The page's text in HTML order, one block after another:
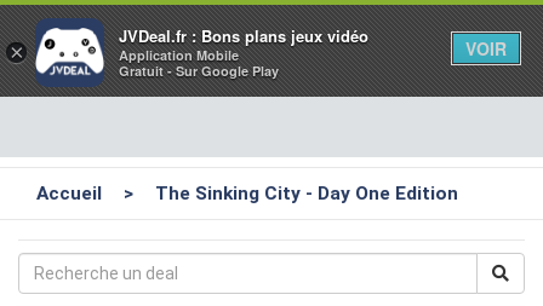
×
JVDeal.fr : Bons plans jeux vidéo
Application Mobile
Gratuit - Sur Google Play
VOIR
Accueil > The Sinking City - Day One Edition